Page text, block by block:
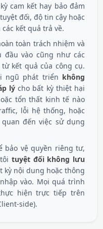
cam kết hay bảo đảm
đối, độ tin cậy hoặc
kết quả trả về.
toàn trách nhiệm và
vào cũng như các
kết quả của công cụ.
ngũ phát triển không
lýcho bất kỳ thiệt hại
tổn thất kinh tế nào
lỗi hệ thống, hoặc
đến việc sử dụng
bảo vệ quyền riêng tư,
tuyệt đối không lưu
kỳ nội dung hoặc thông
vào. Mọi quá trình
hiện trực tiếp trên
side).